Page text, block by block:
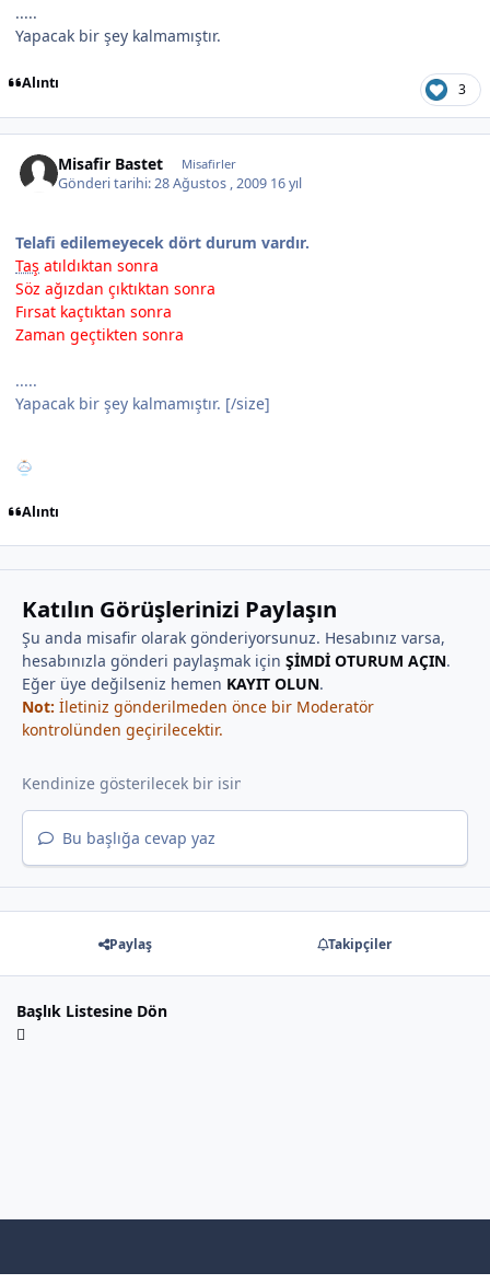
.....
Yapacak bir şey kalmamıştır.
Alıntı 3
Misafir Bastet Misafirler
Gönderi tarihi:28 Ağustos , 2009 16 yıl
Telafi edilemeyecek dört durum vardır.
Taş atıldıktan sonra
Söz ağızdan çıktıktan sonra
Fırsat kaçtıktan sonra
Zaman geçtikten sonra
.....
Yapacak bir şey kalmamıştır. [/size]
Alıntı
Katılın Görüşlerinizi Paylaşın
Şu anda misafir olarak gönderiyorsunuz. Hesabınız varsa,
hesabınızla gönderi paylaşmak için ŞİMDİ OTURUM AÇIN.
Eğer üye değilseniz hemen KAYIT OLUN.
Not: İletiniz gönderilmeden önce bir Moderatör
kontrolünden geçirilecektir.
Bu başlığa cevap yaz
Paylaş Takipçiler
Başlık Listesine Dön